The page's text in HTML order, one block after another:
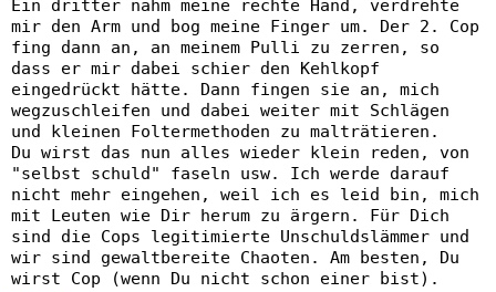
Ein dritter nahm meine rechte Hand, verdrehte
mir den Arm und bog meine Finger um. Der 2. Cop
fing dann an, an meinem Pulli zu zerren, so
dass er mir dabei schier den Kehlkopf
eingedrückt hätte. Dann fingen sie an, mich
wegzuschleifen und dabei weiter mit Schlägen
und kleinen Foltermethoden zu malträtieren.
Du wirst das nun alles wieder klein reden, von
"selbst schuld" faseln usw. Ich werde darauf
nicht mehr eingehen, weil ich es leid bin, mich
mit Leuten wie Dir herum zu ärgern. Für Dich
sind die Cops legitimierte Unschuldslämmer und
wir sind gewaltbereite Chaoten. Am besten, Du
wirst Cop (wenn Du nicht schon einer bist).